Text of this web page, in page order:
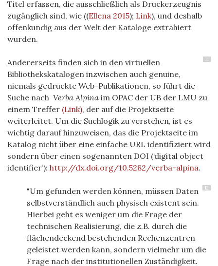
Titel erfassen, die ausschließlich als Druckerzeugnis
zugänglich sind, wie ((Ellena 2015); Link), und deshalb
offenkundig aus der Welt der Kataloge extrahiert
wurden.
11
Andererseits finden sich in den virtuellen
Bibliothekskatalogen inzwischen auch genuine,
niemals gedruckte Web-Publikationen, so führt die
Suche nach Verba Alpina im OPAC der UB der LMU zu
einem Treffer (Link), der auf die Projektseite
weiterleitet. Um die Suchlogik zu verstehen, ist es
wichtig darauf hinzuweisen, das die Projektseite im
Katalog nicht über eine einfache URL identifiziert wird
sondern über einen sogenannten DOI (‘digital object
identifier’): http://dx.doi.org/10.5282/verba-alpina.
12
"Um gefunden werden können, müssen Daten
selbstverständlich auch physisch existent sein.
Hierbei geht es weniger um die Frage der
technischen Realisierung, die z.B. durch die
flächendeckend bestehenden Rechenzentren
geleistet werden kann, sondern vielmehr um die
Frage nach der institutionellen Zuständigkeit.